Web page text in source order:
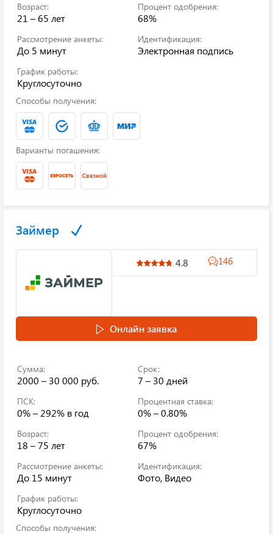
Возраст:
21 – 65 лет
Процент одобрения:
68%
Рассмотрение анкеты:
До 5 минут
Идентификация:
Электронная подпись
График работы:
Круглосуточно
Способы получения:
Варианты погашения:
Займер
4.8 146
Онлайн заявка
Сумма:
2000 – 30 000 руб.
Срок:
7 – 30 дней
ПСК:
0% – 292% в год
Процентная ставка:
0% – 0.80%
Возраст:
18 – 75 лет
Процент одобрения:
67%
Рассмотрение анкеты:
До 15 минут
Идентификация:
Фото, Видео
График работы:
Круглосуточно
Способы получения: